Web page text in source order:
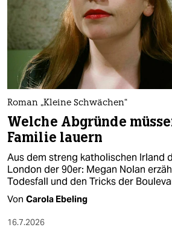
Roman „Kleine Schwächen“
Welche Abgründe
Familie lauern
Aus dem streng katholischen Irland
London der 90er: Megan Nolan
Todesfall und den Tricks der
Von Carola Ebeling
16.7.2026